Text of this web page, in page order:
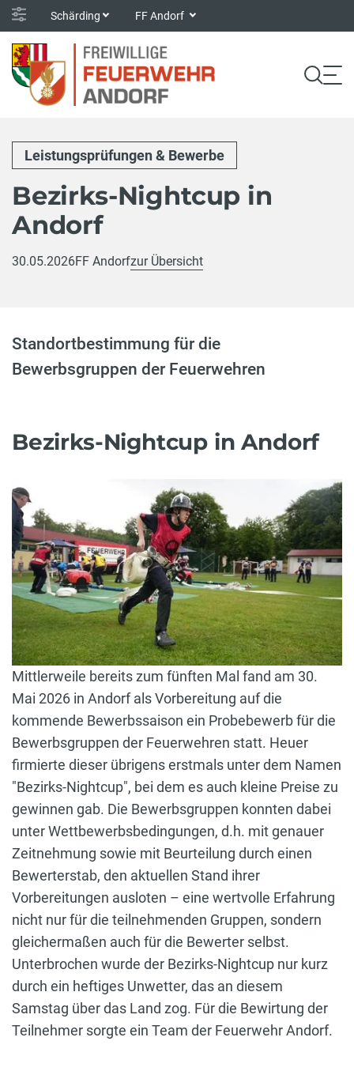
Schärding FF Andorf
Leistungsprüfungen & Bewerbe
Bezirks-Nightcup in
Andorf
30.05.2026FF Andorfzur Übersicht
Standortbestimmung für die
Bewerbsgruppen der Feuerwehren
Bezirks-Nightcup in Andorf
Mittlerweile bereits zum fünften Mal fand am 30.
Mai 2026 in Andorf als Vorbereitung auf die
kommende Bewerbssaison ein Probebewerb für die
Bewerbsgruppen der Feuerwehren statt. Heuer
firmierte dieser übrigens erstmals unter dem Namen
"Bezirks-Nightcup", bei dem es auch kleine Preise zu
gewinnen gab. Die Bewerbsgruppen konnten dabei
unter Wettbewerbsbedingungen, d.h. mit genauer
Zeitnehmung sowie mit Beurteilung durch einen
Bewerterstab, den aktuellen Stand ihrer
Vorbereitungen ausloten – eine wertvolle Erfahrung
nicht nur für die teilnehmenden Gruppen, sondern
gleichermaßen auch für die Bewerter selbst.
Unterbrochen wurde der Bezirks-Nightcup nur kurz
durch ein heftiges Unwetter, das an diesem
Samstag über das Land zog. Für die Bewirtung der
Teilnehmer sorgte ein Team der Feuerwehr Andorf.